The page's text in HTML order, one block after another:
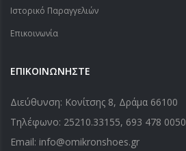
Ιστορικό Παραγγελιών
Επικοινωνία
ΕΠΙΚΟΙΝΩΝΗΣΤΕ
Διεύθυνση: Κονίτσης 8, Δράμα 66100
Τηλέφωνο: 25210.33155, 693 478 0050
Email: info@omikronshoes.gr